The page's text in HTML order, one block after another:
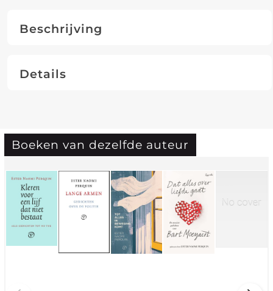
Beschrijving
Details
Boeken van dezelfde auteur